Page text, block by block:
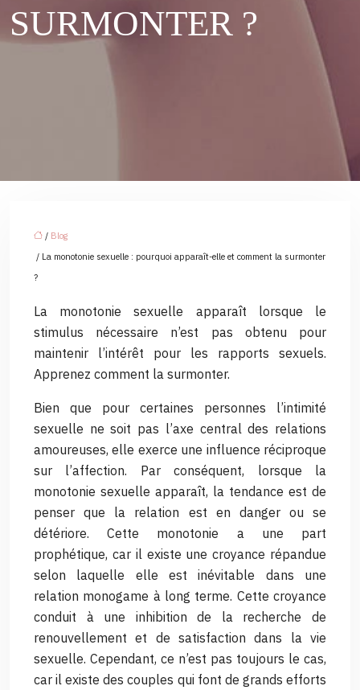
SURMONTER ?
/ Blog
/ La monotonie sexuelle : pourquoi apparaît-elle et comment la surmonter
?
La monotonie sexuelle apparaît lorsque le
stimulus nécessaire n’est pas obtenu pour
maintenir l’intérêt pour les rapports sexuels.
Apprenez comment la surmonter.
Bien que pour certaines personnes l’intimité
sexuelle ne soit pas l’axe central des relations
amoureuses, elle exerce une influence réciproque
sur l’affection. Par conséquent, lorsque la
monotonie sexuelle apparaît, la tendance est de
penser que la relation est en danger ou se
détériore. Cette monotonie a une part
prophétique, car il existe une croyance répandue
selon laquelle elle est inévitable dans une
relation monogame à long terme. Cette croyance
conduit à une inhibition de la recherche de
renouvellement et de satisfaction dans la vie
sexuelle. Cependant, ce n’est pas toujours le cas,
car il existe des couples qui font de grands efforts